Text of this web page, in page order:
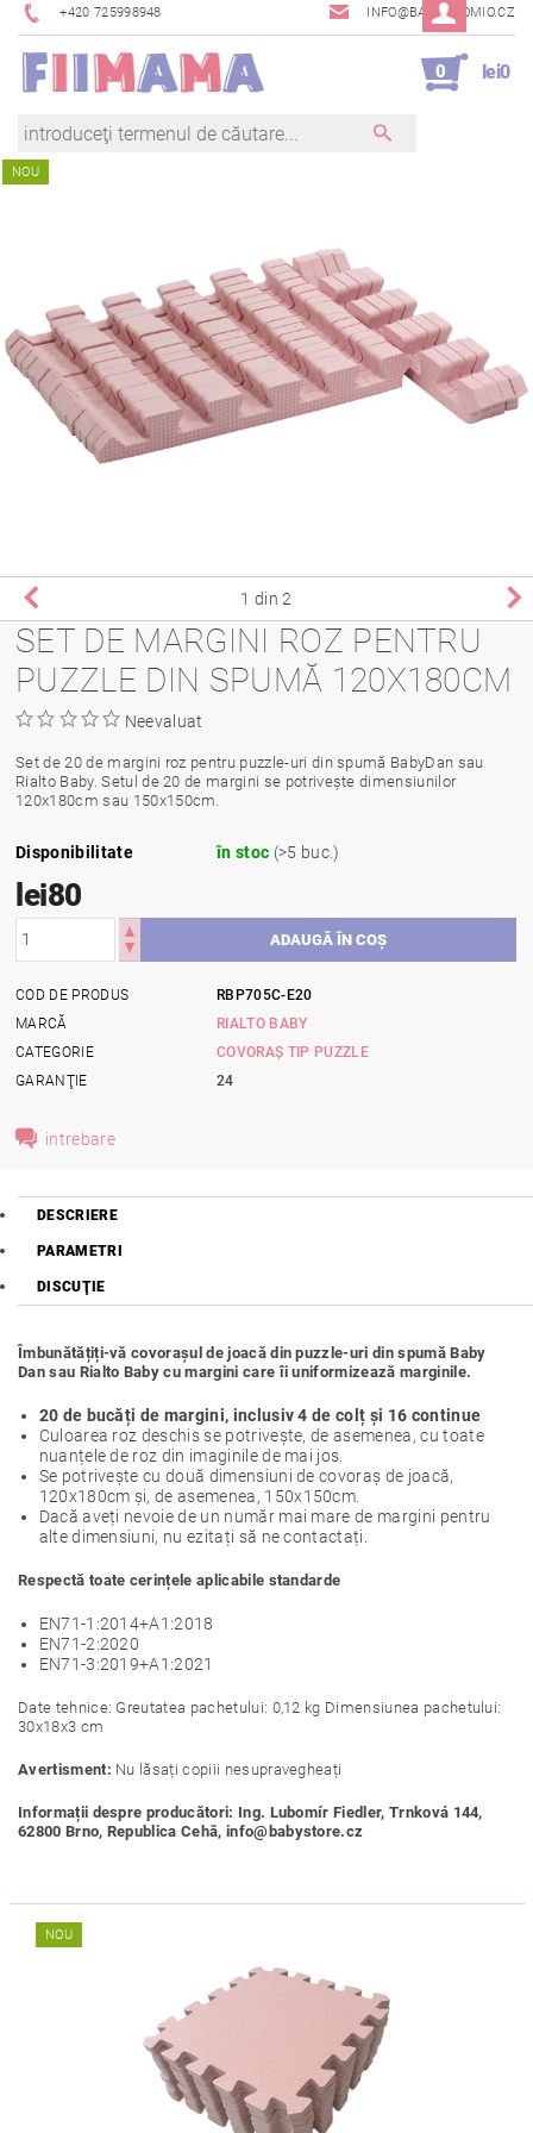
+420 725998948 INFO@BAMBINOMIO.CZ
0 lei0
NOU
1 din 2
SET DE MARGINI ROZ PENTRU
PUZZLE DIN SPUMĂ 120X180CM
Neevaluat
Set de 20 de margini roz pentru puzzle-uri din spumă BabyDan sau
Rialto Baby. Setul de 20 de margini se potrivește dimensiunilor
120x180cm sau 150x150cm.
Disponibilitate în stoc (>5 buc.)
lei80
COD DE PRODUS
RBP705C-E20
MARCĂ
RIALTO BABY
CATEGORIE
COVORAȘ TIP PUZZLE
GARANŢIE
24
intrebare
DESCRIERE
PARAMETRI
DISCUŢIE
Îmbunătățiți-vă covorașul de joacă din puzzle-uri din spumă Baby
Dan sau Rialto Baby cu margini care îi uniformizează marginile.
20 de bucăți de margini, inclusiv 4 de colț și 16 continue
Culoarea roz deschis se potrivește, de asemenea, cu toate
nuanțele de roz din imaginile de mai jos.
Se potrivește cu două dimensiuni de covoraș de joacă,
120x180cm și, de asemenea, 150x150cm.
Dacă aveți nevoie de un număr mai mare de margini pentru
alte dimensiuni, nu ezitați să ne contactați.
Respectă toate cerințele aplicabile standarde
EN71-1:2014+A1:2018
EN71-2:2020
EN71-3:2019+A1:2021
Date tehnice: Greutatea pachetului: 0,12 kg Dimensiunea pachetului:
30x18x3 cm
Avertisment: Nu lăsați copiii nesupravegheați
Informații despre producători: Ing. Lubomír Fiedler, Trnková 144,
62800 Brno, Republica Cehă, info@babystore.cz
NOU